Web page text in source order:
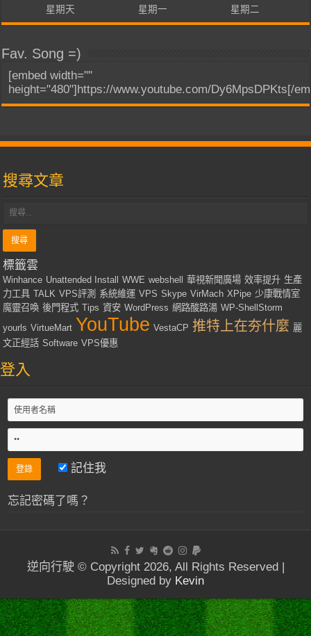
星期天 星期一 星期二
Fav. Song =)
[embed width=""
height="480"]https://www.youtube.com/Dy6MpsDPKts[/
搜尋文章
標籤雲
Winhance Unattended Install WWE webshell 華視新聞廣場 效率提升 生產
力工具 TALK VPS評測 系統維運 VPS Skype VirMach XPipe 少康戰情室
魔靈召喚 後門程式 Tips 資安 WordPress 網路酸路湯 WP-ShellStorm
yourls VirtueMart YouTube VestaCP 推特上在夯什麼 麗
文正經話 Software VPS優惠
登入
記住我
忘記密碼了嗎？
逆向行駛 © Copyright 2026, All Rights Reserved |
Designed by Kevin